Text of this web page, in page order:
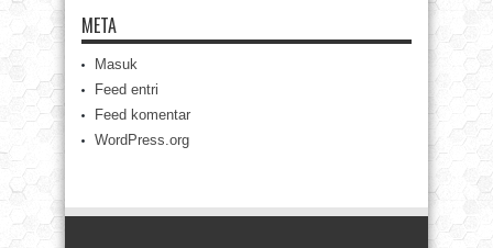
META
Masuk
Feed entri
Feed komentar
WordPress.org